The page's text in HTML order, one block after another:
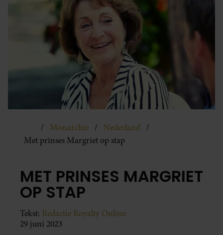
Monarchie
Nederland
Met prinses Margriet op stap
MET PRINSES MARGRIET
OP STAP
Tekst: Redactie Royalty Online
29 juni 2023